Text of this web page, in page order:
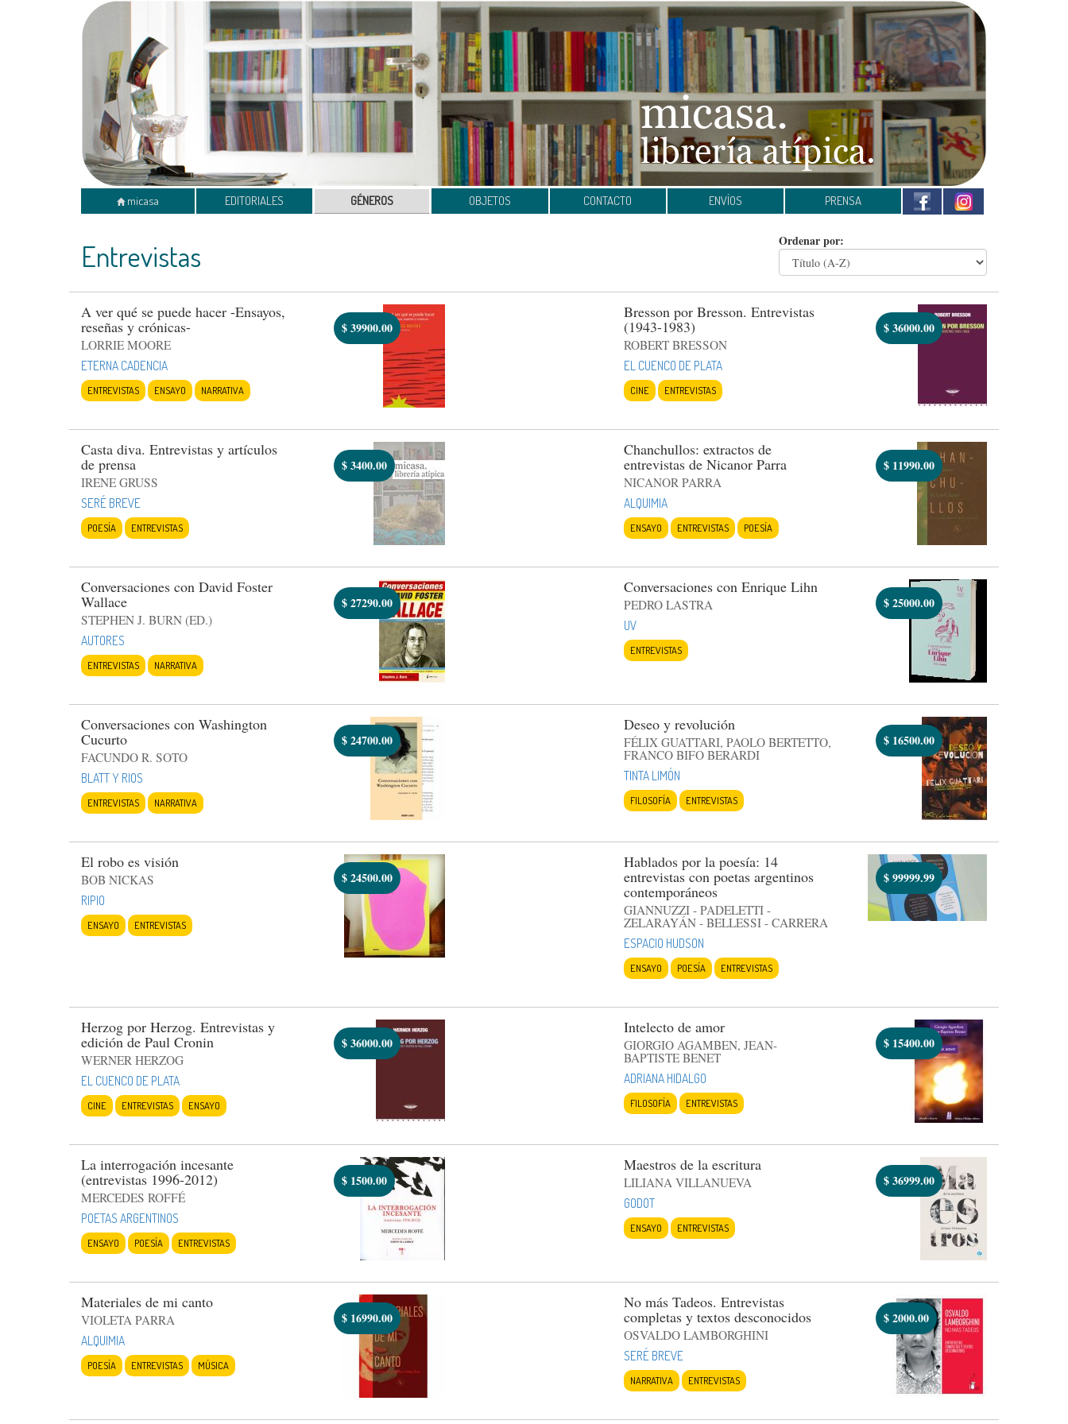
micasa EDITORIALES GÉNEROS OBJETOS CONTACTO ENVÍOS PRENSA
Entrevistas Ordenar por:
A ver qué se puede hacer -Ensayos,
reseñas y crónicas-
LORRIE MOORE
ETERNA CADENCIA
ENTREVISTAS ENSAYO NARRATIVA
$39900.00
Bresson por Bresson. Entrevistas
(1943-1983)
ROBERT BRESSON
EL CUENCO DE PLATA
CINE ENTREVISTAS
$36000.00
Casta diva. Entrevistas y artículos
de prensa
IRENE GRUSS
SERÉ BREVE
POESÍA ENTREVISTAS
$3400.00
Chanchullos: extractos de
entrevistas de Nicanor Parra
NICANOR PARRA
ALQUIMIA
ENSAYO ENTREVISTAS POESÍA
$ 11990.00
Conversaciones con David Foster
Wallace
STEPHEN J. BURN (ED.)
AUTORES
ENTREVISTAS NARRATIVA
$27290.00
Conversaciones con Enrique Lihn
PEDRO LASTRA
UV
ENTREVISTAS
$25000.00
Conversaciones con Washington
Cucurto
FACUNDO R. SOTO
BLATT Y RIOS
ENTREVISTAS NARRATIVA
$24700.00
Deseo y revolución
FÉLIX GUATTARI, PAOLO BERTETTO,
FRANCO BIFO BERARDI
TINTA LIMÓN
FILOSOFÍA ENTREVISTAS
$ 16500.00
El robo es visión
BOB NICKAS
RIPIO
ENSAYO ENTREVISTAS
$24500.00
Hablados por la poesía: 14
entrevistas con poetas argentinos
contemporáneos
GIANNUZZI - PADELETTI -
ZELARAYÁN - BELLESSI - CARRERA
ESPACIO HUDSON
ENSAYO POESÍA ENTREVISTAS
$99999.99
Herzog por Herzog. Entrevistas y
edición de Paul Cronin
WERNER HERZOG
EL CUENCO DE PLATA
CINE ENTREVISTAS ENSAYO
$36000.00
Intelecto de amor
GIORGIO AGAMBEN, JEAN-
BAPTISTE BENET
ADRIANA HIDALGO
FILOSOFÍA ENTREVISTAS
$ 15400.00
La interrogación incesante
(entrevistas 1996-2012)
MERCEDES ROFFÉ
POETAS ARGENTINOS
ENSAYO POESÍA ENTREVISTAS
$1500.00
Maestros de la escritura
LILIANA VILLANUEVA
GODOT
ENSAYO ENTREVISTAS
$36999.00
Materiales de mi canto
VIOLETA PARRA
ALQUIMIA
POESÍA ENTREVISTAS MÚSICA
$16990.00
No más Tadeos. Entrevistas
completas y textos desconocidos
OSVALDO LAMBORGHINI
SERÉ BREVE
NARRATIVA ENTREVISTAS
$2000.00